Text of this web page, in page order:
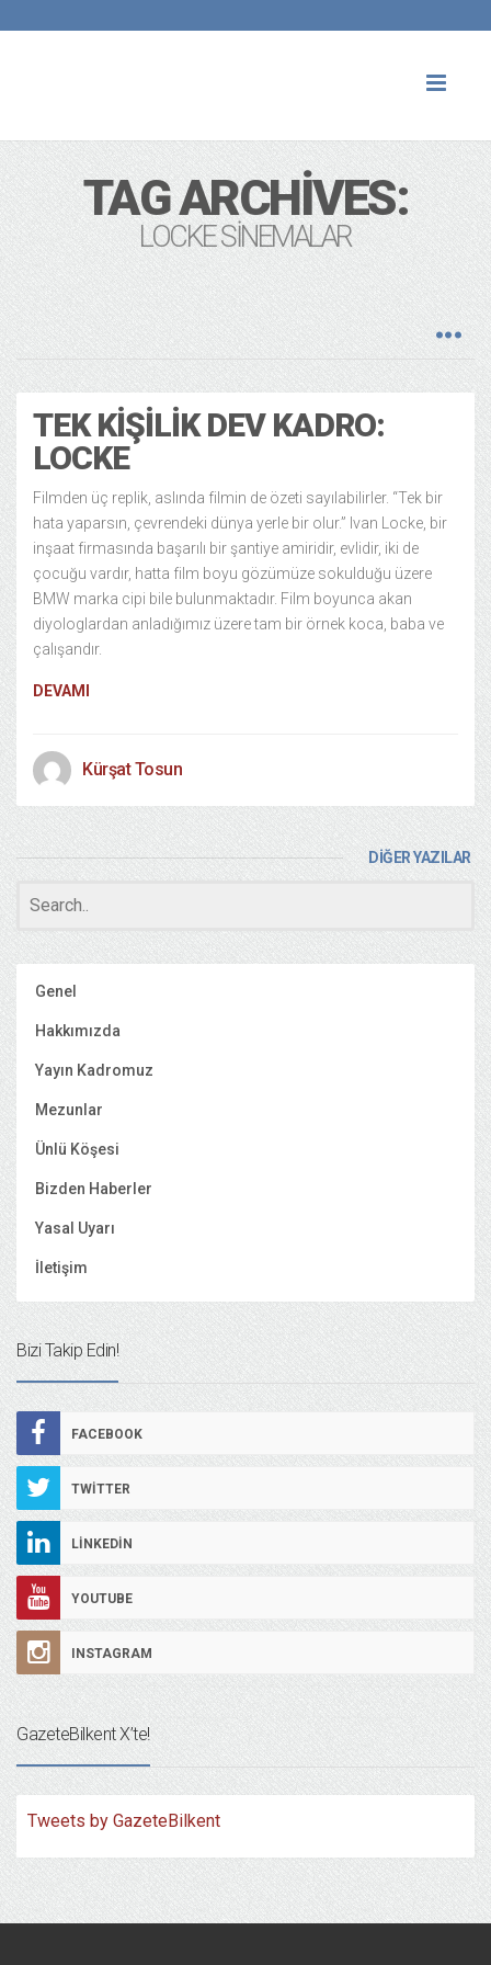
TAG ARCHIVES:
LOCKE SINEMALAR
TEK KIŞILIK DEV KADRO:
LOCKE
Filmden üç replik, aslında filmin de özeti sayılabilirler. “Tek bir
hata yaparsın, çevrendeki dünya yerle bir olur.” Ivan Locke, bir
inşaat firmasında başarılı bir şantiye amiridir, evlidir, iki de
çocuğu vardır, hatta film boyu gözümüze sokulduğu üzere
BMW marka cipi bile bulunmaktadır. Film boyunca akan
diyologlardan anladığımız üzere tam bir örnek koca, baba ve
çalışandır.
DEVAMI
Kürşat Tosun
DİĞER YAZILAR
Genel
Hakkımızda
Yayın Kadromuz
Mezunlar
Ünlü Köşesi
Bizden Haberler
Yasal Uyarı
İletişim
Bizi Takip Edin!
FACEBOOK
TWITTER
LINKEDIN
YOUTUBE
INSTAGRAM
GazeteBilkent X’te!
Tweets by GazeteBilkent